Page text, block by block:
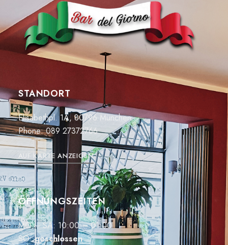
STANDORT
Elisabethpl. 1A, 80796 München
Phone:089 27372766
AUF KARTE ANZEIGEN
ÖFFNUNGSZEITEN
MO – SA: 10:00 – 01:00
SO:geschlossen